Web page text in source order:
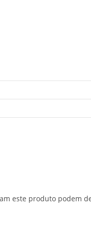
este produto podem